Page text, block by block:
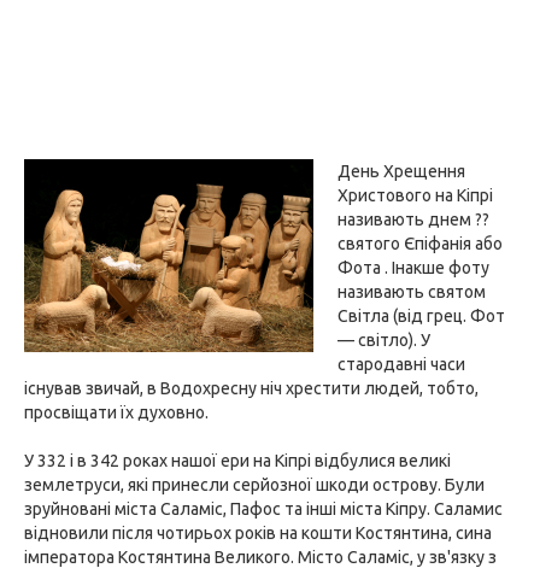
День Хрещення
Христового на Кіпрі
називають днем ??
святого Єпіфанія або
Фота . Інакше фоту
називають святом
Світла (від грец. Фот
— світло). У
стародавні часи
існував звичай, в Водохресну ніч хрестити людей, тобто,
просвіщати їх духовно.
У 332 і в 342 роках нашої ери на Кіпрі відбулися великі
землетруси, які принесли серйозної шкоди острову. Були
зруйновані міста Саламіс, Пафос та інші міста Кіпру. Саламис
відновили після чотирьох років на кошти Костянтина, сина
імператора Костянтина Великого. Місто Саламіс, у зв'язку з